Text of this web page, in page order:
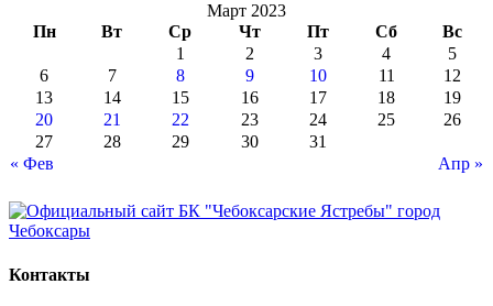
Март 2023
Пн
Вт Ср Чт Пт Сб Вс
« Фев Апр »
1 2 3 4
5
6
7 8 9 10 11
12
13
14 15 16 17 18
19
20
21 22 23 24 25
26
27
28 29 30 31
Контакты